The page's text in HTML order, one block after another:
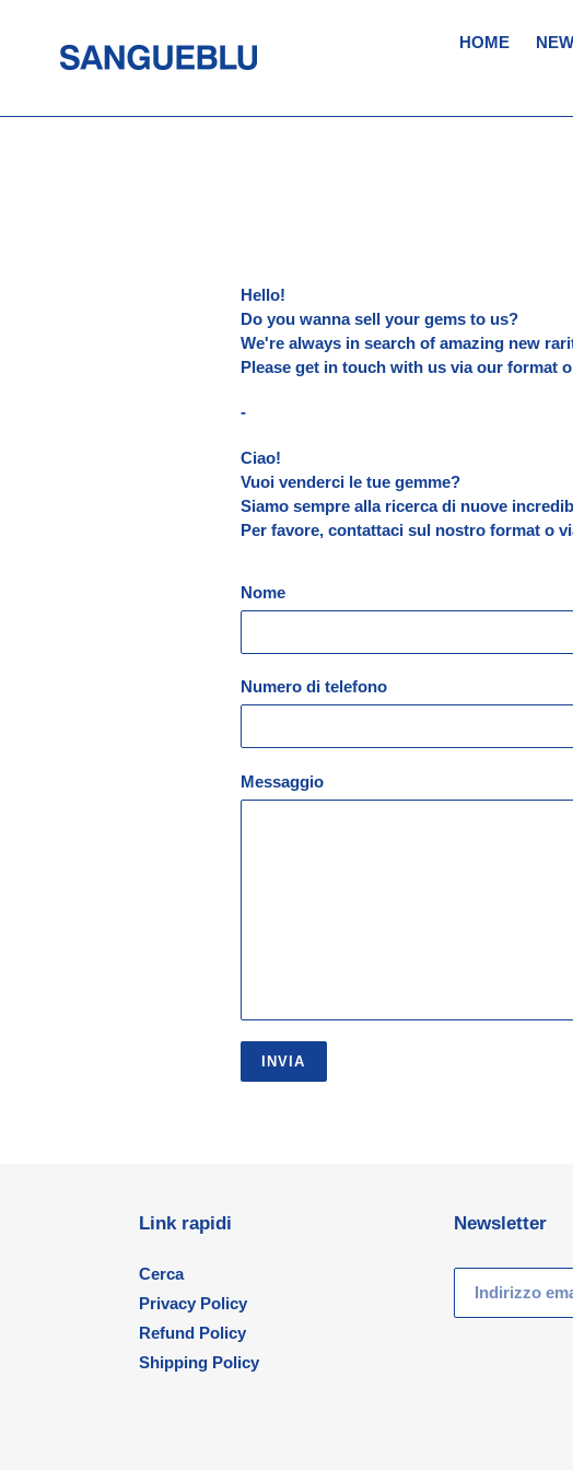
HOME
Hello!
Do you wanna sell your gems to us?
We're always in search of amazing new
Please get in touch with us via our format
-
Ciao!
Vuoi venderci le tue gemme?
Siamo sempre alla ricerca di nuove
Per favore, contattaci sul nostro format o
Nome
Numero di telefono
Messaggio
Link rapidi
Cerca
Privacy Policy
Refund Policy
Shipping Policy
Newsletter